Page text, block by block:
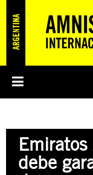
PREGUNTAS
ÁREAS TEMÁTICAS
JUSTICIA
EDUCACIÓN EN
SUSCRIBITE
PREGUNTAS
debe